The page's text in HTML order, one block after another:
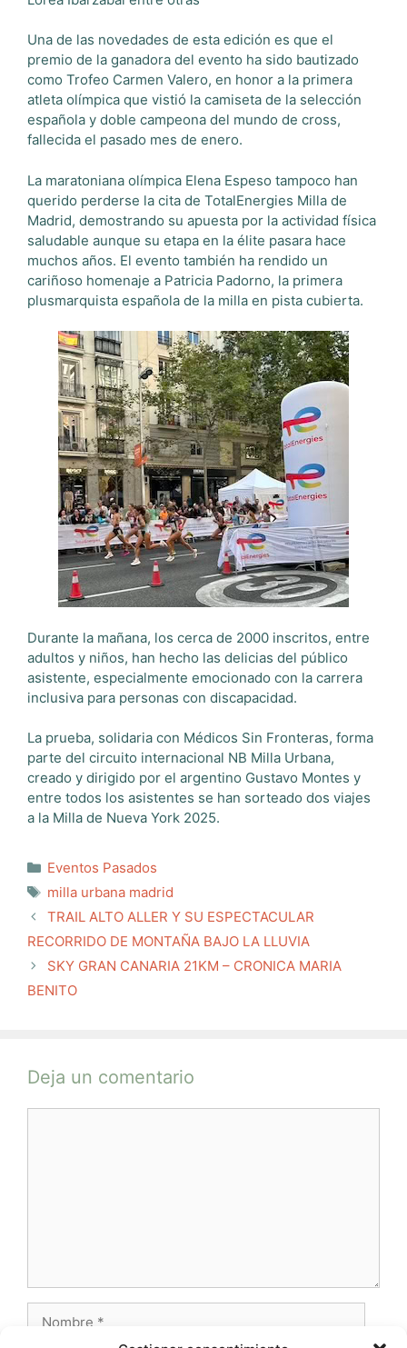
Una de las novedades de esta edición es que el
premio de la ganadora del evento ha sido bautizado
como Trofeo Carmen Valero, en honor a la primera
atleta olímpica que vistió la camiseta de la selección
española y doble campeona del mundo de cross,
fallecida el pasado mes de enero.
La maratoniana olímpica Elena Espeso tampoco han
querido perderse la cita de TotalEnergies Milla de
Madrid, demostrando su apuesta por la actividad física
saludable aunque su etapa en la élite pasara hace
muchos años. El evento también ha rendido un
cariñoso homenaje a Patricia Padorno, la primera
plusmarquista española de la milla en pista cubierta.
Durante la mañana, los cerca de 2000 inscritos, entre
adultos y niños, han hecho las delicias del público
asistente, especialmente emocionado con la carrera
inclusiva para personas con discapacidad.
La prueba, solidaria con Médicos Sin Fronteras, forma
parte del circuito internacional NB Milla Urbana,
creado y dirigido por el argentino Gustavo Montes y
entre todos los asistentes se han sorteado dos viajes
a la Milla de Nueva York 2025.
Categorías
Eventos Pasados
Etiquetas
milla urbana madrid
TRAIL ALTO ALLER Y SU ESPECTACULAR
RECORRIDO DE MONTAÑA BAJO LA LLUVIA
SKY GRAN CANARIA 21KM – CRONICA MARIA
BENITO
Deja un comentario